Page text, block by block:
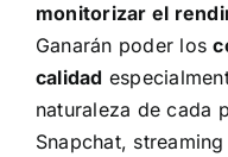
monitorizar el
Ganarán poder los
calidad
naturaleza de cada
Snapchat,